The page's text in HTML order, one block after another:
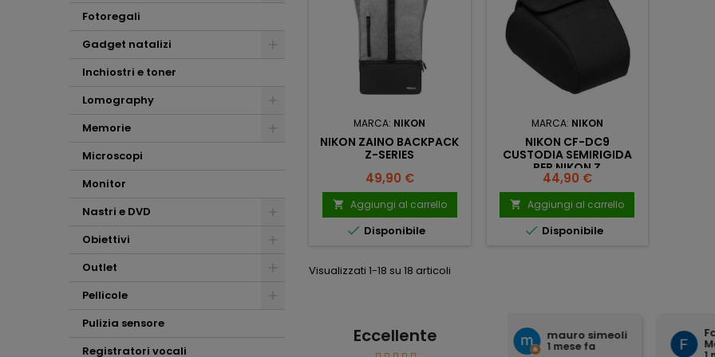
Fotoregali
Gadget natalizi
Inchiostri e toner
Lomography
Memorie
Microscopi
Monitor
Nastri e DVD
Obiettivi
Outlet
Pellicole
Pulizia sensore
Registratori vocali
MARCA: NIKON
NIKON ZAINO BACKPACK
Z-SERIES
Prezzo
49,90 €
 Aggiungi al carrello
 Disponibile
MARCA: NIKON
NIKON CF-DC9
CUSTODIA SEMIRIGIDA
PER NIKON Z
Prezzo
44,90 €
 Aggiungi al carrello
 Disponibile
Visualizzati 1-18 su 18 articoli
Eccellente
2 mesi fa
mauro simeoli Fabio
Mennella